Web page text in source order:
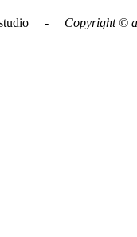
studio - Copyright ©